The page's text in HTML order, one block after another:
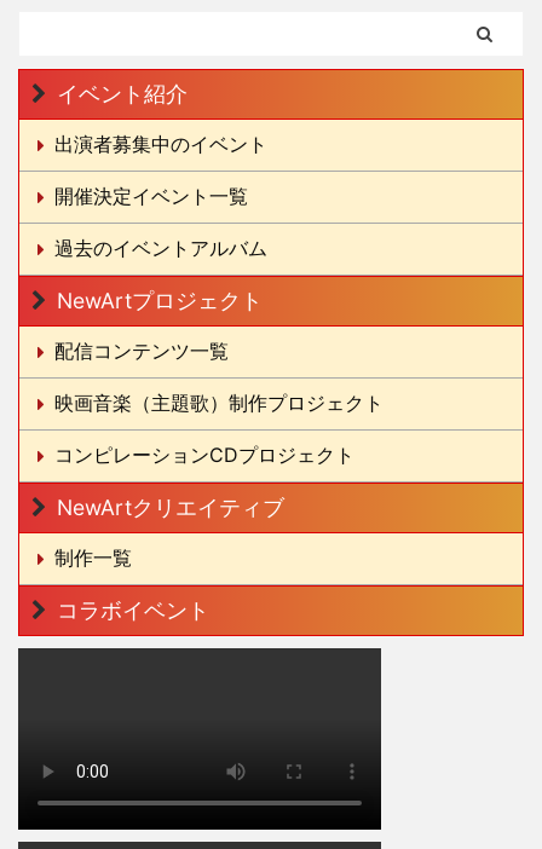
イベント紹介
出演者募集中のイベント
開催決定イベント一覧
過去のイベントアルバム
NewArtプロジェクト
配信コンテンツ一覧
映画音楽（主題歌）制作プロジェクト
コンピレーションCDプロジェクト
NewArtクリエイティブ
制作一覧
コラボイベント